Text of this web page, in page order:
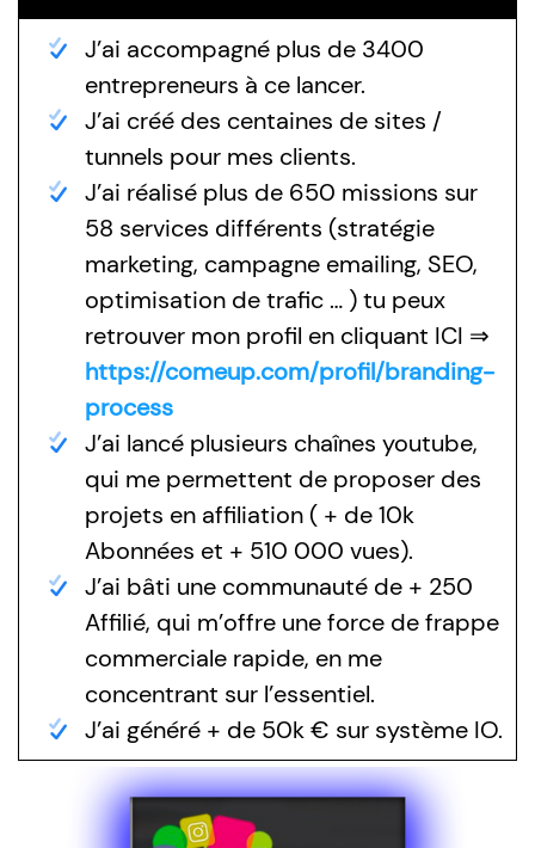
J’ai accompagné plus de 3400
entrepreneurs à ce lancer.
J’ai créé des centaines de sites /
tunnels pour mes clients.
J’ai réalisé plus de 650 missions sur
58 services différents (stratégie
marketing, campagne emailing, SEO,
optimisation de trafic … ) tu peux
retrouver mon profil en cliquant ICI ⇒
https://comeup.com/profil/branding-
process
J’ai lancé plusieurs chaînes youtube,
qui me permettent de proposer des
projets en affiliation ( + de 10k
Abonnées et + 510 000 vues).
J’ai bâti une communauté de + 250
Affilié, qui m’offre une force de frappe
commerciale rapide, en me
concentrant sur l’essentiel.
J’ai généré + de 50k € sur système IO.